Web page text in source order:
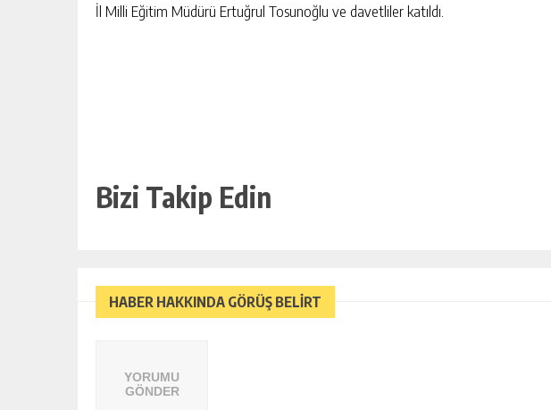
İl Milli Eğitim Müdürü Ertuğrul Tosunoğlu ve davetliler katıldı.
Bizi Takip Edin
HABER HAKKINDA GÖRÜŞ BELİRT
YORUMU
GÖNDER